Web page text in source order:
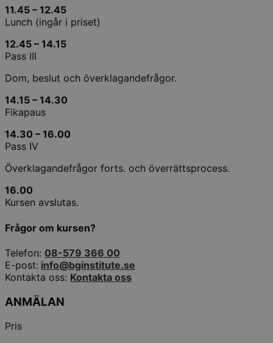
11.45 – 12.45
Lunch (ingår i priset)
12.45 – 14.15
Pass III
Dom, beslut och överklagandefrågor.
14.15 – 14.30
Fikapaus
14.30 – 16.00
Pass IV
Överklagandefrågor forts. och överrättsprocess.
16.00
Kursen avslutas.
Frågor om kursen?
Telefon: 08-579 366 00
E-post: info@bginstitute.se
Kontakta oss: Kontakta oss
ANMÄLAN
Pris